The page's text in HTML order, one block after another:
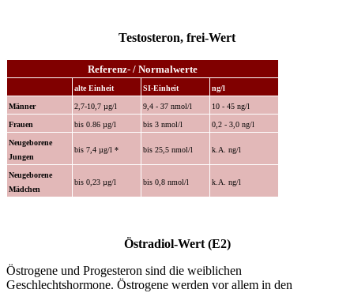
Testosteron, frei-Wert
Referenz- / Normalwerte
alte Einheit SI-Einheit ng/l
Männer 2,7-10,7 µg/l 9,4 - 37 nmol/l 10 - 45 ng/l
Frauen bis 0.86 µg/l bis 3 nmol/l 0,2 - 3,0 ng/l
Neugeborene
Jungen
bis 7,4 µg/l * bis 25,5 nmol/l k.A. ng/l
Neugeborene
Mädchen
bis 0,23 µg/l bis 0,8 nmol/l k.A. ng/l
Östradiol-Wert (E2)
Östrogene und Progesteron sind die weiblichen
Geschlechtshormone. Östrogene werden vor allem in den